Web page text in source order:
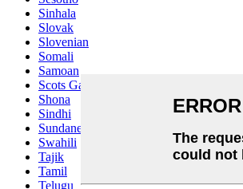
Sinhala
Slovak
Slovenian
Somali
Samoan
Scots Gaelic
Shona
Sindhi
Sundanese
Swahili
Tajik
Tamil
Telugu